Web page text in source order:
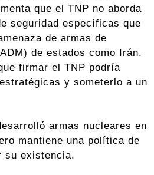
que el TNP no aborda
seguridad específicas que
de armas de
de estados como Irán.
firmar el TNP podría
y someterlo a un
armas nucleares en
mantiene una política de
su existencia.